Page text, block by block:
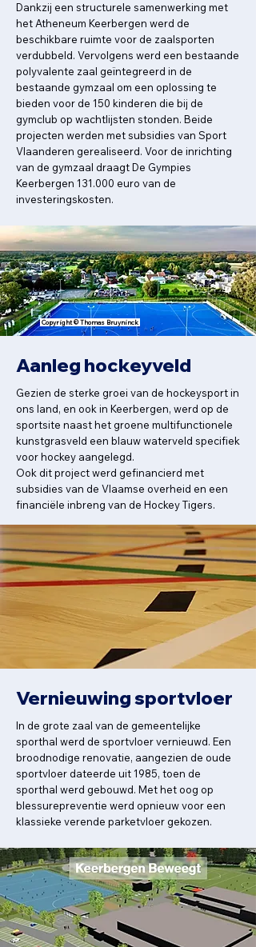
Dankzij een structurele samenwerking met
het Atheneum Keerbergen werd de
beschikbare ruimte voor de zaalsporten
verdubbeld. Vervolgens werd een bestaande
polyvalente zaal geïntegreerd in de
bestaande gymzaal om een oplossing te
bieden voor de 150 kinderen die bij de
gymclub op wachtlijsten stonden. Beide
projecten werden met subsidies van Sport
Vlaanderen gerealiseerd. Voor de inrichting
van de gymzaal draagt De Gympies
Keerbergen 131.000 euro van de
investeringskosten.
Copyright © Thomas Bruyninck
Aanleg hockeyveld
Gezien de sterke groei van de hockeysport in
ons land, en ook in Keerbergen, werd op de
sportsite naast het groene multifunctionele
kunstgrasveld een blauw waterveld specifiek
voor hockey aangelegd.
Ook dit project werd gefinancierd met
subsidies van de Vlaamse overheid en een
financiële inbreng van de Hockey Tigers.
Vernieuwing sportvloer
In de grote zaal van de gemeentelijke
sporthal werd de sportvloer vernieuwd. Een
broodnodige renovatie, aangezien de oude
sportvloer dateerde uit 1985, toen de
sporthal werd gebouwd. Met het oog op
blessurepreventie werd opnieuw voor een
klassieke verende parketvloer gekozen.